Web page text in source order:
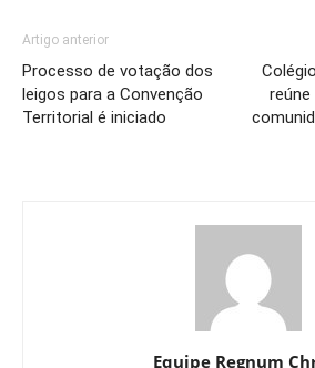
Artigo anterior
Processo de votação dos
leigos para a Convenção
Territorial é iniciado
reúne
Equipe Regnum